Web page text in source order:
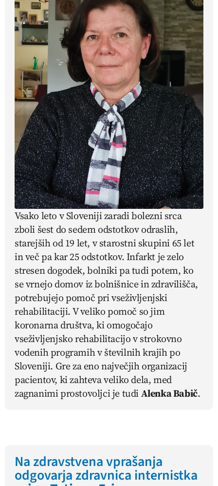
Vsako leto v Sloveniji zaradi bolezni srca
zboli šest do sedem odstotkov odraslih,
starejših od 19 let, v starostni skupini 65 let
in več pa kar 25 odstotkov. Infarkt je zelo
stresen dogodek, bolniki pa tudi potem, ko
se vrnejo domov iz bolnišnice in zdravilišča,
potrebujejo pomoč pri vseživljenjski
rehabilitaciji. V veliko pomoč so jim
koronarna društva, ki omogočajo
vseživljenjsko rehabilitacijo v strokovno
vodenih programih v številnih krajih po
Sloveniji. Gre za eno največjih organizacij
pacientov, ki zahteva veliko dela, med
zagnanimi prostovoljci je tudiAlenka Babič.
Na zdravstvena vprašanja
odgovarja zdravnica internistka